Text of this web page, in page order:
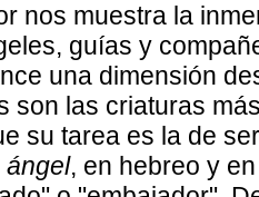
nos muestra la
guías y
una dimensión
son las criaturas
su tarea es la de
ángel, en hebreo y